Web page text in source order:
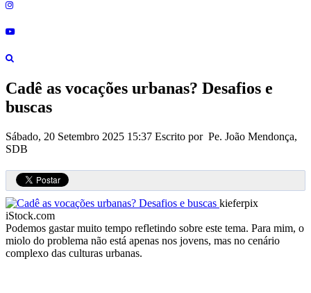
Cadê as vocações urbanas? Desafios e
buscas
Sábado, 20 Setembro 2025 15:37 Escrito por Pe. João Mendonça,
SDB
kieferpix
iStock.com
Podemos gastar muito tempo refletindo sobre este tema. Para mim, o
miolo do problema não está apenas nos jovens, mas no cenário
complexo das culturas urbanas.